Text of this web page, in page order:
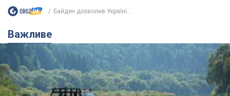
Байден дозволив Україні...
Важливе